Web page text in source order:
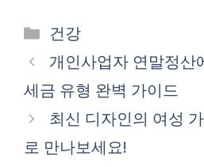
Categories
건강
개인사업자 연말정산
세금 유형 완벽 가이드
최신 디자인의 여성
로 만나보세요!